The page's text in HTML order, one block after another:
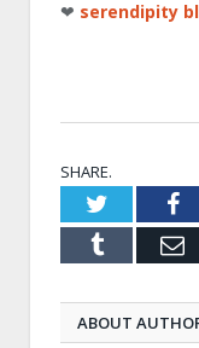
❤ serendipity
SHARE.
Twitter
Tumblr
ABOUT